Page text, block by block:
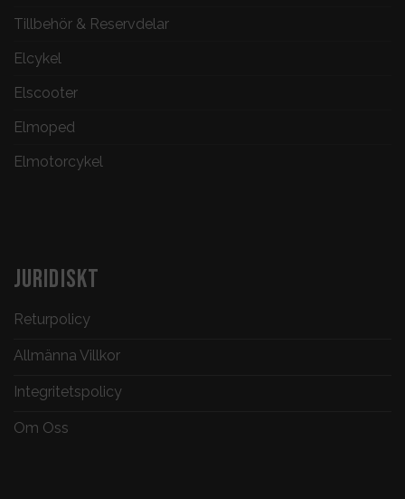
Tillbehör & Reservdelar
Elcykel
Elscooter
Elmoped
Elmotorcykel
JURIDISKT
Returpolicy
Allmänna Villkor
Integritetspolicy
Om Oss